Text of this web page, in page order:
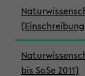
bis SoSe 2011)